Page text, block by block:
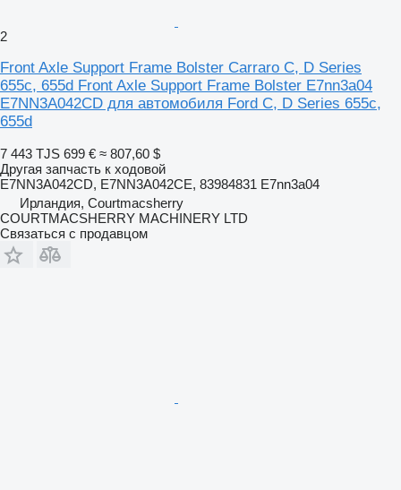
2
Front Axle Support Frame Bolster Carraro C, D Series
655c, 655d Front Axle Support Frame Bolster E7nn3a04
E7NN3A042CD для автомобиля Ford C, D Series 655c,
655d
7 443 TJS 699 € ≈ 807,60 $
Другая запчасть к ходовой
E7NN3A042CD, E7NN3A042CE, 83984831 E7nn3a04
Ирландия, Courtmacsherry
COURTMACSHERRY MACHINERY LTD
Связаться с продавцом